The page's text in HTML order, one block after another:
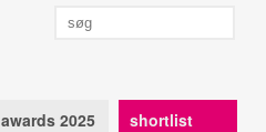
awards 2025 shortlist